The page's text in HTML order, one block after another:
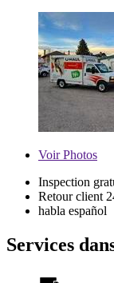
VoirPhotos
Inspection
Retour client
habla español
Services